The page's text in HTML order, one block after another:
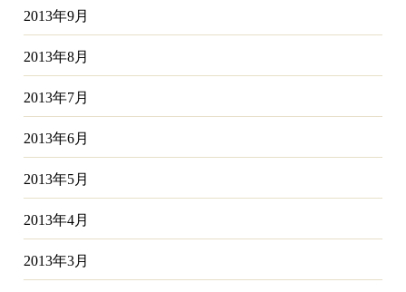
2013年9月
2013年8月
2013年7月
2013年6月
2013年5月
2013年4月
2013年3月